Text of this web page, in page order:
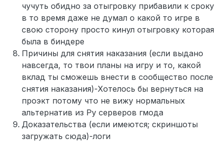
чучуть обидно за отыгровку прибавили к сроку
в то время даже не думал о какой то игре в
свою сторону просто кинул отыгровку которая
была в биндере
Причины для снятия наказания (если выдано
навсегда, то твои планы на игру и то, какой
вклад ты сможешь внести в сообщество после
снятия наказания)-Хотелось бы вернуться на
проэкт потому что не вижу нормальных
альтернатив из Ру серверов гмода
Доказательства (если имеются; скриншоты
загружать сюда)-логи